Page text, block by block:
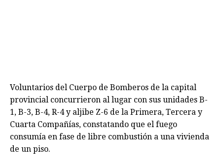
Voluntarios del Cuerpo de Bomberos de la capital
provincial concurrieron al lugar con sus unidades B-
1, B-3, B-4, R-4 y aljibe Z-6 de la Primera, Tercera y
Cuarta Compañías, constatando que el fuego
consumía en fase de libre combustión a una vivienda
de un piso.